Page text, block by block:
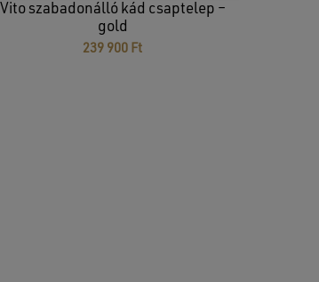
Vito szabadonálló kád csaptelep –
gold
239 900 Ft